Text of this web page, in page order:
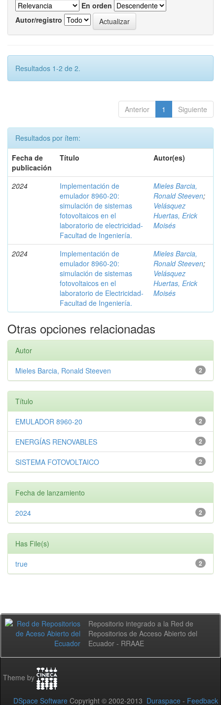
En orden
Autor/registro
Resultados 1-2 de 2.
Anterior 1 Siguiente
Resultados por ítem:
Fecha de
publicación
Título Autor(es)
2024
Implementación de
emulador 8960-20:
simulación de sistemas
fotovoltaicos en el
laboratorio de electricidad-
Facultad de Ingeniería.
Mieles Barcia,
Ronald Steeven;
Velásquez
Huertas, Erick
Moisés
2024
Implementación de
emulador 8960-20:
simulación de sistemas
fotovoltaicos en el
laboratorio de Electricidad-
Facultad de Ingeniería.
Mieles Barcia,
Ronald Steeven;
Velásquez
Huertas, Erick
Moisés
Otras opciones relacionadas
Autor
2
Mieles Barcia, Ronald Steeven
Título
2
EMULADOR 8960-20
2
ENERGÍAS RENOVABLES
2
SISTEMA FOTOVOLTAICO
Fecha de lanzamiento
2
2024
Has File(s)
2
true
Repositorio integrado a la Red de
Repositorios de Acceso Abierto del
Ecuador - RRAAE
Theme by
DSpace Software Copyright © 2002-2013 Duraspace - Feedback